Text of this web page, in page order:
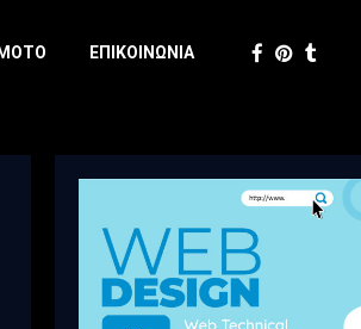
ΕΠΙΚΟΙΝΩΝΊΑ